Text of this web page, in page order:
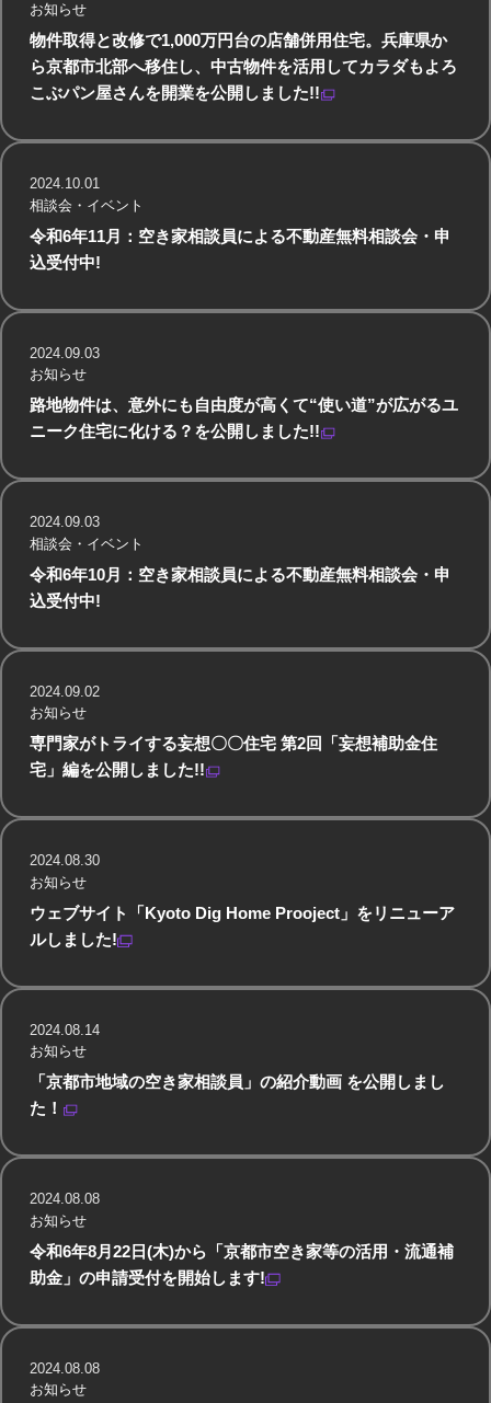
物件取得と改修で1,000万円台の店舗併用住宅。兵庫県か
ら京都市北部へ移住し、中古物件を活用してカラダもよろ
こぶパン屋さんを開業を公開しました!!
お知らせ
令和6年11月：空き家相談員による不動産無料相談会・申
込受付中!
2024.10.01
相談会・イベント
路地物件は、意外にも自由度が高くて“使い道”が広がるユ
ニーク住宅に化ける？を公開しました!!
2024.09.03
お知らせ
令和6年10月：空き家相談員による不動産無料相談会・申
込受付中!
2024.09.03
相談会・イベント
専門家がトライする妄想〇〇住宅 第2回「妄想補助金住
宅」編を公開しました!!
2024.09.02
お知らせ
ウェブサイト「Kyoto Dig Home Prooject」をリニューア
ルしました!
2024.08.30
お知らせ
「京都市地域の空き家相談員」の紹介動画 を公開しまし
た！
2024.08.14
お知らせ
令和6年8月22日(木)から「京都市空き家等の活用・流通補
助金」の申請受付を開始します!
2024.08.08
お知らせ
2024.08.08
お知らせ